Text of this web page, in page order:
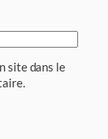
site dans le